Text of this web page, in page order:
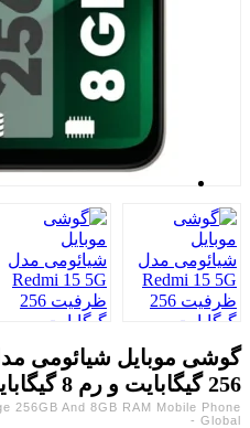
256 گیگابایت و رم 8 گیگابایت
256GB And 8GB RAM Mobile Phone
- Global